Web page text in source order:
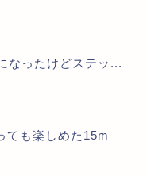
なったけどステッ...
ても楽しめた15m